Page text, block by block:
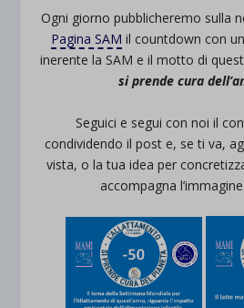
Ogni giorno pubblicheremo sulla
Pagina SAM il countdown con
inerente la SAM e il motto di
si prende cura
Seguici e segui con noi il
condividendo il post e, se ti va,
vista, o la tua idea per
accompagna